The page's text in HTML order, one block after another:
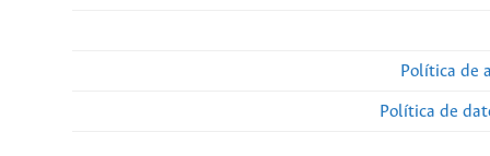
Política de
Política de